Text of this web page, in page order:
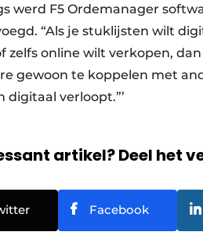
werd F5 Ordemanager
“Als je stuklijsten wilt
zelfs online wilt verkopen,
gewoon te koppelen met
digitaal verloopt.”’
artikel? Deel het
Facebook